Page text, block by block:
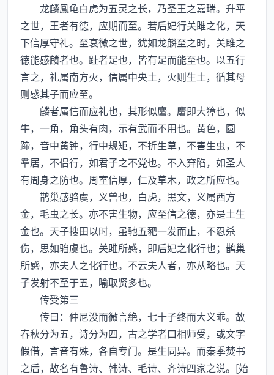
龙麟鳯龟白虎为五灵之长，乃圣王之嘉瑞。升平
之世，王者有徳，应期而至。若后妃行关雎之化，天
下信厚守礼。至衰微之世，犹如龙麟至之时，关雎之
徳能感麟者也。趾者足也，皆有足而能至也。以五行
言之，礼属南方火，信属中央土，火则生土，循其母
则感其子而应至。
麟者属信而应礼也，其形似麏。麏即大獐也，似
牛，一角，角头有肉，示有武而不用也。黄色，圆
蹄，音中黄钟，行中规矩，不折生草，不害生虫，不
羣居，不侣行，如君子之不党也。不入穽陷，如圣人
有周身之防也。周室信厚，仁及草木，政之所应也。
鹊巢感驺虞，义兽也，白虎，黒文，义属西方
金，毛虫之长。亦不害生物，应至信之徳，亦是土生
金也。天子搜田以时，虽驰五豝一发而止，不忍杀
伤，思如驺虞也。关雎所感，即后妃之化行也；鹊巢
所感，亦夫人之化行也。不云夫人者，亦从略也。天
子发射不至于五，喻取贤多也。
传受第三
传曰：仲尼没而微言絶，七十子终而大义乖。故
春秋分为五，诗分为四，古之学者口相师受，或文字
假借，言音有殊，各自专门。是生同异。而秦季焚书
之后，故名有鲁诗、韩诗、毛诗、齐诗四家之说。[始